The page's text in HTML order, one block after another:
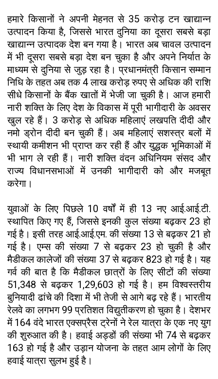
हमारे किसानों ने अपनी मेहनत से 35 करोड़ टन खाद्यान्न
उत्पादन किया है, जिससे भारत दुनिया का दूसरा सबसे बड़ा
खाद्यान्न उत्पादक देश बन गया है। भारत अब चावल उत्पादन
में भी दूसरा सबसे बड़ा देश बन चुका है और अपने निर्यात के
माध्यम से दुनिया से जुड़ रहा है। प्रधानमंत्री किसान सम्मान
निधि के तहत अब तक 4 लाख करोड़ रुपए से अधिक की राशि
सीधे किसानों के बैंक खातों में भेजी जा चुकी है। आज हमारी
नारी शक्ति के लिए देश के विकास में पूरी भागीदारी के अवसर
खुल रहे हैं। 3 करोड़ से अधिक महिलाएं लखपति दीदी और
नमो ड्रोन दीदी बन चुकी हैं। अब महिलाएं सशस्त्र बलों में
स्थायी कमीशन भी प्राप्त कर रही हैं और युद्धक भूमिकाओं में
भी भाग ले रही हैं। नारी शक्ति वंदन अधिनियम संसद और
राज्य विधानसभाओं में उनकी भागीदारी को और मजबूत
करेगा।
युवाओं के लिए पिछले 10 वर्षों में ही 13 नए आई.आई.टी.
स्थापित किए गए हैं, जिससे इनकी कुल संख्या बढ़कर 23 हो
गई है। इसी तरह आई.आई.एम. की संख्या 13 से बढ़कर 21 हो
गई है। एम्स की संख्या 7 से बढ़कर 23 हो चुकी है और
मैडीकल कालेजों की संख्या 37 से बढ़कर 823 हो गई है। यह
गर्व की बात है कि मैडीकल छात्रों के लिए सीटों की संख्या
51,348 से बढ़कर 1,29,603 हो गई है। हम विश्वस्तरीय
बुनियादी ढांचे की दिशा में भी तेजी से आगे बढ़ रहे हैं। भारतीय
रेलवे का लगभग 99 प्रतिशत विद्युतीकरण हो चुका है। देशभर
में 164 वंदे भारत एक्सप्रैस ट्रेनों ने रेल यात्रा के एक नए युग
की शुरुआत की है। हवाई अड्डों की संख्या भी 74 से बढ़कर
163 हो गई है और उड़ान योजना के तहत आम लोगों के लिए
हवाई यात्रा सुलभ हुई है।